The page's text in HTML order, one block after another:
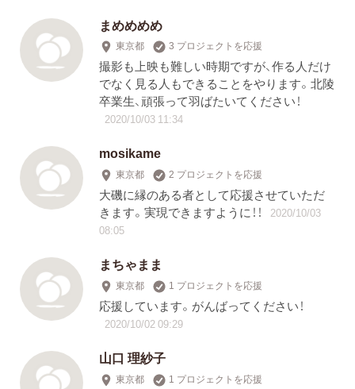
まめめめめ
東京都 3 プロジェクトを応援
撮影も上映も難しい時期ですが、作る人だけ
でなく見る人もできることをやります。北陵
卒業生、頑張って羽ばたいてください！
2020/10/03 11:34
mosikame
東京都 2 プロジェクトを応援
大磯に縁のある者として応援させていただ
きます。実現できますように！！
2020/10/03
08:05
まちゃまま
東京都 1 プロジェクトを応援
応援しています。がんばってください！
2020/10/02 09:29
山口 理紗子
東京都 1 プロジェクトを応援